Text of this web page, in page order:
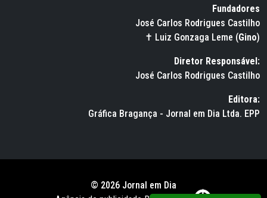
Fundadores
José Carlos Rodrigues Castilho
✝ Luiz Gonzaga Leme (Gino)
Diretor Responsável:
José Carlos Rodrigues Castilho
Editora:
Gráfica Bragança - Jornal em Dia Ltda. EPP
© 2026 Jornal em Dia